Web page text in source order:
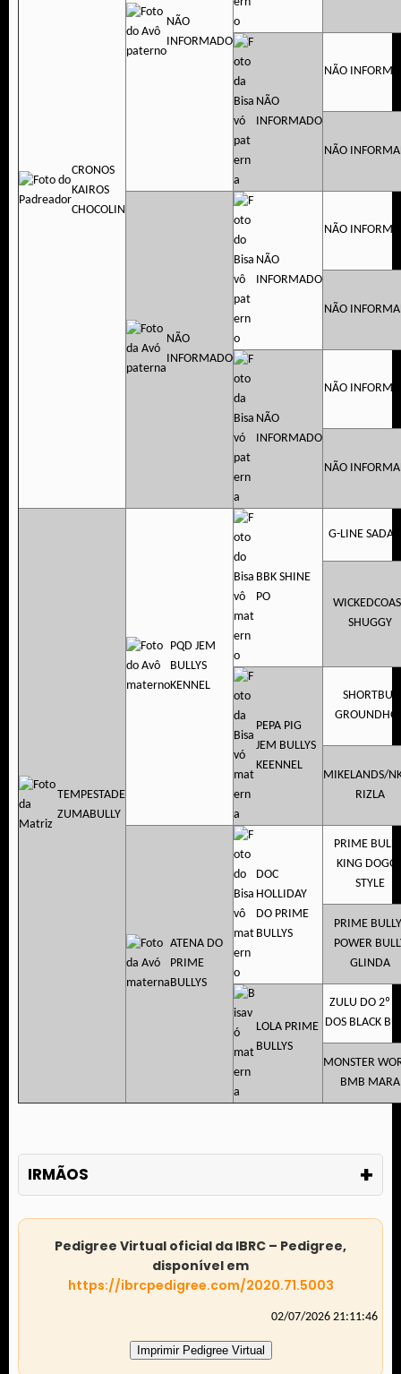
CRONOS
KAIROS
CHOCOLIN
NÃO
INFORMADO
NÃO
INFORMADO
NÃO
NÃO
NÃO
INFORMADO
NÃO
INFORMADO
NÃO
NÃO
NÃO
INFORMADO
NÃO
NÃO
TEMPESTADE
ZUMABULLY
PQD JEM
BULLYS
KENNEL
BBK SHINE
PO
G-LINE
SHUGGY
PEPA PIG
JEM BULLYS
KEENNEL
SHORTBUS
MIKELANDS/
RIZLA
ATENA DO
PRIME
BULLYS
DOC
HOLLIDAY
DO PRIME
BULLYS
PRIME
KING
STYLE
PRIME
POWER
GLINDA
LOLA PRIME
BULLYS
ZULU DO 2º
DOS BLACK
MONSTER
BMB MARA
IRMÃOS +
Pedigree Virtual oficial da IBRC – Pedigree,
disponível em
https://ibrcpedigree.com/2020.71.5003
02/07/2026 21:11:46
Imprimir Pedigree Virtual